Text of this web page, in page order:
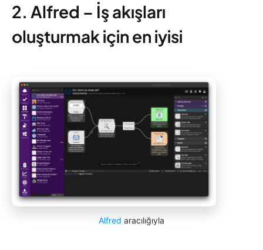
2. Alfred – İş akışları
oluşturmak için en iyisi
Alfred aracılığıyla